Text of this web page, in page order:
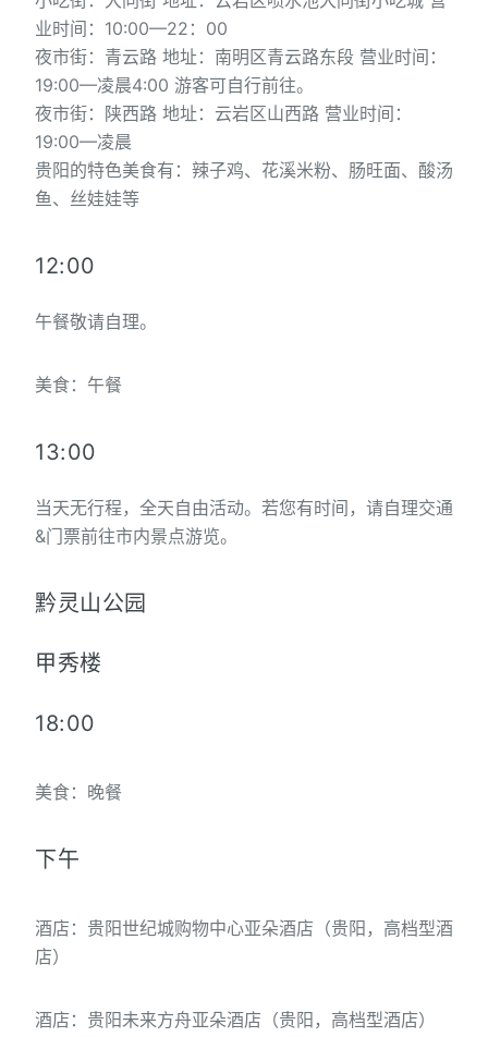
业时间：10:00—22：00
夜市街：青云路 地址：南明区青云路东段 营业时间：
19:00—凌晨4:00 游客可自行前往。
夜市街：陕西路 地址：云岩区山西路 营业时间：
19:00—凌晨
贵阳的特色美食有：辣子鸡、花溪米粉、肠旺面、酸汤
鱼、丝娃娃等
12:00
午餐敬请自理。
美食：午餐
13:00
当天无行程，全天自由活动。若您有时间，请自理交通
&门票前往市内景点游览。
黔灵山公园
甲秀楼
18:00
美食：晚餐
下午
酒店：贵阳世纪城购物中心亚朵酒店（贵阳，高档型酒
店）
酒店：贵阳未来方舟亚朵酒店（贵阳，高档型酒店）